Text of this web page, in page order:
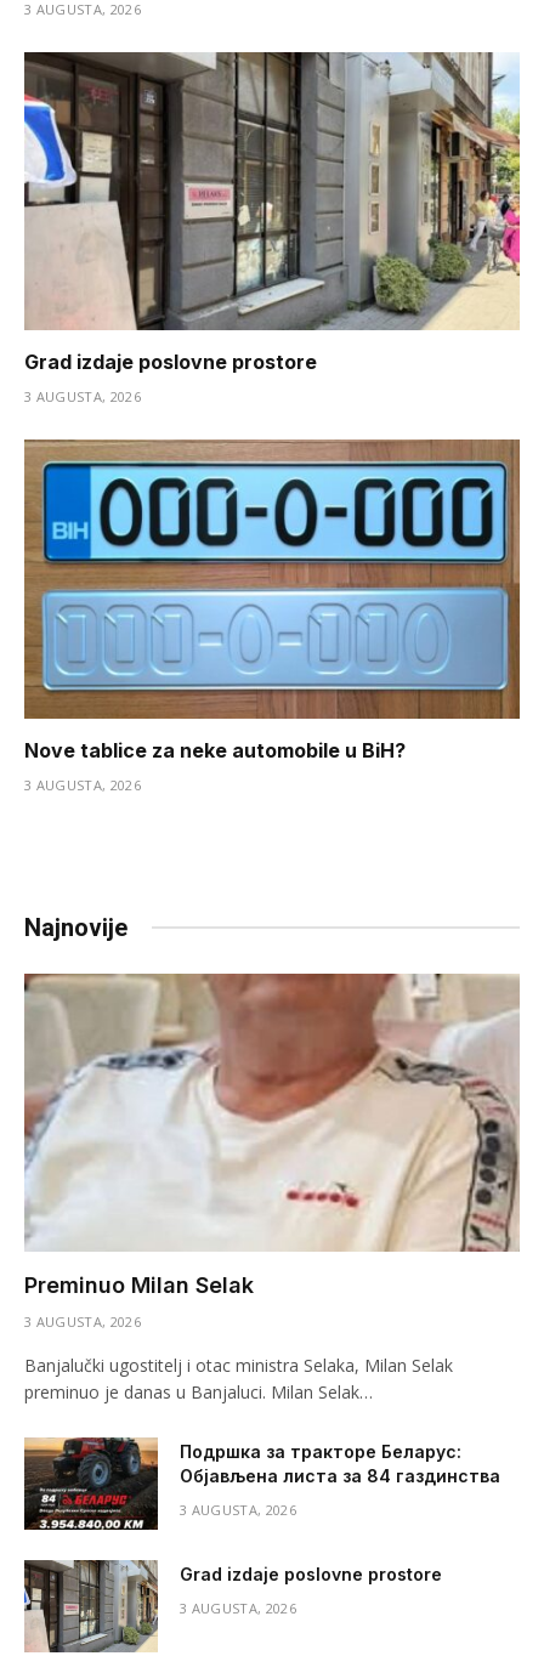
3 AUGUSTA, 2026
Grad izdaje poslovne prostore
3 AUGUSTA, 2026
Nove tablice za neke automobile u BiH?
3 AUGUSTA, 2026
Najnovije
Preminuo Milan Selak
3 AUGUSTA, 2026
Banjalučki ugostitelj i otac ministra Selaka, Milan Selak
preminuo je danas u Banjaluci. Milan Selak…
Подршка за тракторе Беларус:
Објављена листа за 84 газдинства
3 AUGUSTA, 2026
Grad izdaje poslovne prostore
3 AUGUSTA, 2026